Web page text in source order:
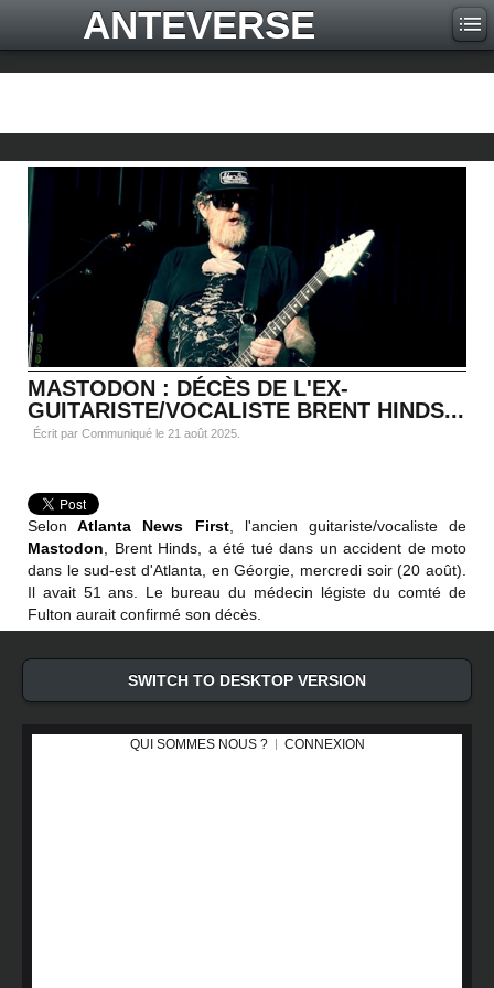
ANTEVERSE
MASTODON : DÉCÈS DE L'EX-
GUITARISTE/VOCALISTE BRENT HINDS...
Écrit par Communiqué le 21 août 2025
Selon Atlanta News First, l'ancien guitariste/vocaliste de
Mastodon , Brent Hinds, a été tué dans un accident de moto
dans le sud-est d'Atlanta, en Géorgie, mercredi soir (20 août).
Il avait 51 ans. Le bureau du médecin légiste du comté de
Fulton aurait confirmé son décès.
SWITCH TO DESKTOP VERSION
QUI SOMMES NOUS ? CONNEXION